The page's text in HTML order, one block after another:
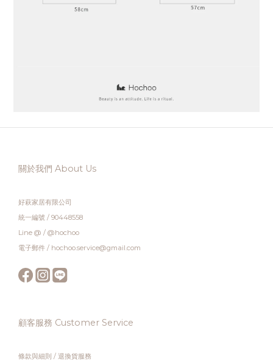
關於我們 About Us
好萩家居有限公司
統一編號 / 90448558
Line @ / @hochoo
電子郵件 / hochoo.service@gmail.com
顧客服務 Customer Service
條款與細則 / 退換貨服務